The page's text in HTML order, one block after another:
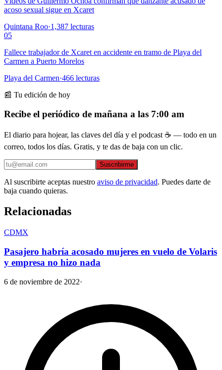
acoso sexual sigue en Xcaret
Quintana Roo·1,387 lecturas
05
Fallece trabajador de Xcaret en accidente en tramo de Playa del
Carmen a Puerto Morelos
Playa del Carmen·466 lecturas
📰 Tu edición de hoy
Recibe el periódico de mañana a las 7:00 am
El diario para hojear, las claves del día y el podcast ☕ — todo en un
correo, todos los días. Gratis, y te das de baja con un clic.
Suscribirme
Al suscribirte aceptas nuestro aviso de privacidad. Puedes darte de
baja cuando quieras.
Relacionadas
CDMX
Pasajero habría acosado mujeres en vuelo de Volaris
y empresa no hizo nada
6 de noviembre de 2022·